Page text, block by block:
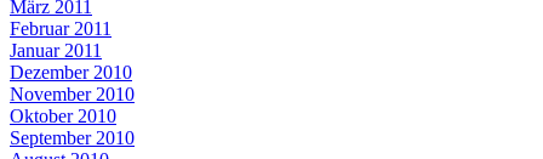
März 2011
Februar 2011
Januar 2011
Dezember 2010
November 2010
Oktober 2010
September 2010